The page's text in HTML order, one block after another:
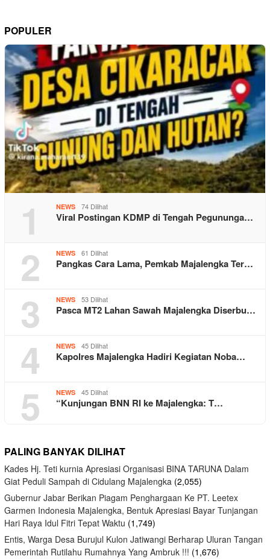
POPULER
1 NEWS 74 Dilihat
Viral Postingan KDMP di Tengah Pegununga…
2 NEWS 61 Dilihat
Pangkas Cara Lama, Pemkab Majalengka Ter…
3 NEWS 53 Dilihat
Pasca MT2 Lahan Sawah Majalengka Diserbu…
4 NEWS 45 Dilihat
Kapolres Majalengka Hadiri Kegiatan Noba…
5 NEWS 45 Dilihat
“Kunjungan BNN RI ke Majalengka: T…
PALING BANYAK DILIHAT
Kades Hj. Teti kurnia Apresiasi Organisasi BINA TARUNA Dalam
Giat Peduli Sampah di Cidulang Majalengka (2,055)
Gubernur Jabar Berikan Piagam Penghargaan Ke PT. Leetex
Garmen Indonesia Majalengka, Bentuk Apresiasi Bayar Tunjangan
Hari Raya Idul Fitri Tepat Waktu (1,749)
Entis, Warga Desa Burujul Kulon Jatiwangi Berharap Uluran Tangan
Pemerintah Rutilahu Rumahnya Yang Ambruk !!! (1,676)